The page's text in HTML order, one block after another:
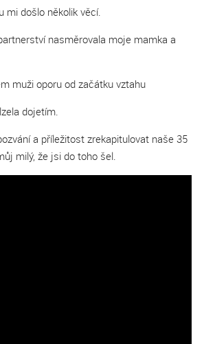
mi došlo několik věcí.
nasměrovala moje mamka a
muži oporu od začátku vztahu
dojetím.
a příležitost zrekapitulovat naše 35
milý, že jsi do toho šel.